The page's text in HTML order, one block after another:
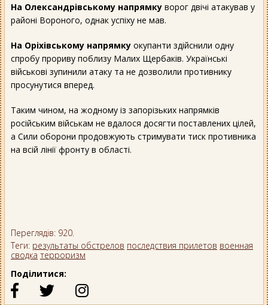
На Олександрівському напрямку ворог двічі атакував у
районі Вороного, однак успіху не мав.
На Оріхівському напрямку окупанти здійснили одну
спробу прориву поблизу Малих Щербаків. Українські
військові зупинили атаку та не дозволили противнику
просунутися вперед.
Таким чином, на жодному із запорізьких напрямків
російським військам не вдалося досягти поставлених цілей,
а Сили оборони продовжують стримувати тиск противника
на всій лінії фронту в області.
Переглядів: 920.
Теги: результаты обстрелов последствия прилетов военная
сводка терроризм
Поділитися: